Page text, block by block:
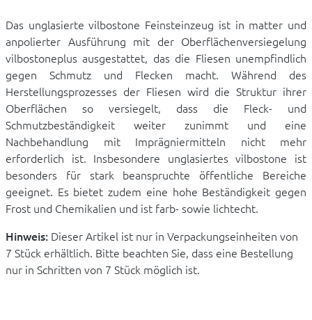
Das unglasierte vilbostone Feinsteinzeug ist in matter und
anpolierter Ausführung mit der Oberflächenversiegelung
vilbostoneplus ausgestattet, das die Fliesen unempfindlich
gegen Schmutz und Flecken macht. Während des
Herstellungsprozesses der Fliesen wird die Struktur ihrer
Oberflächen so versiegelt, dass die Fleck- und
Schmutzbeständigkeit weiter zunimmt und eine
Nachbehandlung mit Imprägniermitteln nicht mehr
erforderlich ist. Insbesondere unglasiertes vilbostone ist
besonders für stark beanspruchte öffentliche Bereiche
geeignet. Es bietet zudem eine hohe Beständigkeit gegen
Frost und Chemikalien und ist farb- sowie lichtecht.
Hinweis: Dieser Artikel ist nur in Verpackungseinheiten von
7 Stück erhältlich. Bitte beachten Sie, dass eine Bestellung
nur in Schritten von 7 Stück möglich ist.